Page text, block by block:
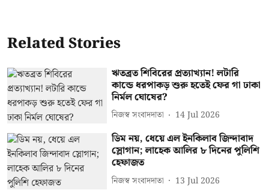
Related Stories
ঋতব্রত শিবিরের প্রত্যাখ্যান! লটারি
কান্ডে ধরপাকড় শুরু হতেই ফের গা ঢাকা
নির্মল ঘোষের?
নিজস্ব সংবাদদাতা 14 Jul 2026
ডিম নয়, ধেয়ে এল ইনকিলাব জিন্দাবাদ
স্লোগান; লাহেক আলির ৮ দিনের পুলিশি
হেফাজত
নিজস্ব সংবাদদাতা 13 Jul 2026